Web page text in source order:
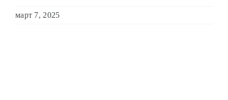
март 7, 2025